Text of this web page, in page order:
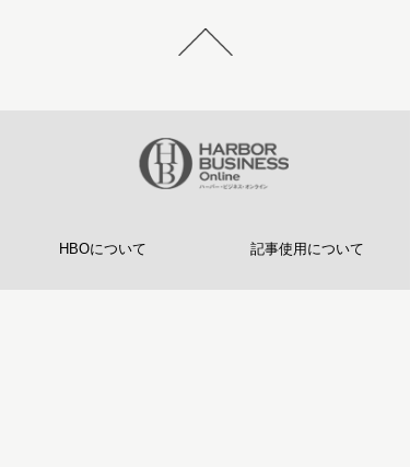
HBOについて 記事使用について